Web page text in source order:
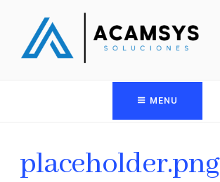
MENU
placeholder.png